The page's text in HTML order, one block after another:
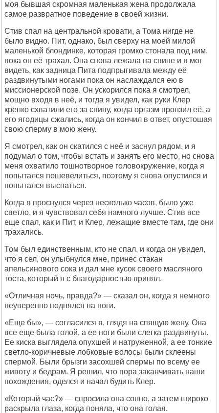
моя бывшая скромная маленькая жена продолжала
самое развратное поведение в своей жизни.
Стив спал на центральной кровати, а Тома нигде не
было видно. Пит, однако, был сверху на моей милой
маленькой блондинке, которая громко стонала под ним,
пока он её трахал. Она снова лежала на спине и я мог
видеть, как задница Пита подпрыгивала между её
раздвинутыми ногами пока он наслаждался ею в
миссионерской позе. Он ускорился пока я смотрел,
мощно входя в неё, и тогда я увидел, как руки Клер
крепко схватили его за спину, когда оргазм пронзил её, а
его ягодицы сжались, когда он кончил в ответ, опустошая
свою сперму в мою жену.
Я смотрел, как он скатился с неё и заснул рядом, и я
подумал о том, чтобы встать и занять его место, но снова
меня охватило тошнотворное головокружение, когда я
попытался пошевелиться, поэтому я снова опустился и
попытался выспаться.
Когда я проснулся через несколько часов, было уже
светло, и я чувствовал себя намного лучше. Стив все
еще спал, как и Пит, и Клер, лежащие вместе там, где они
трахались.
Том был единственным, кто не спал, и когда он увидел,
что я сел, он улыбнулся мне, принес стакан
апельсинового сока и дал мне кусок своего масляного
тоста, который я с благодарностью принял.
«Отличная ночь, правда?» — сказал он, когда я немного
неуверенно поднялся на ноги.
«Еще бы», — согласился я, глядя на спящую жену. Она
все еще была голой, а ее ноги были слегка раздвинуты.
Ее киска выглядела опухшей и натруженной, а ее тонкие
светло-коричневые лобковые волосы были склеены
спермой. Были брызги засохшей спермы по всему ее
животу и бедрам. Я решил, что пора заканчивать наши
похождения, оделся и начал будить Клер.
«Который час?» — спросила она сонно, а затем широко
раскрыла глаза, когда поняла, что она голая.